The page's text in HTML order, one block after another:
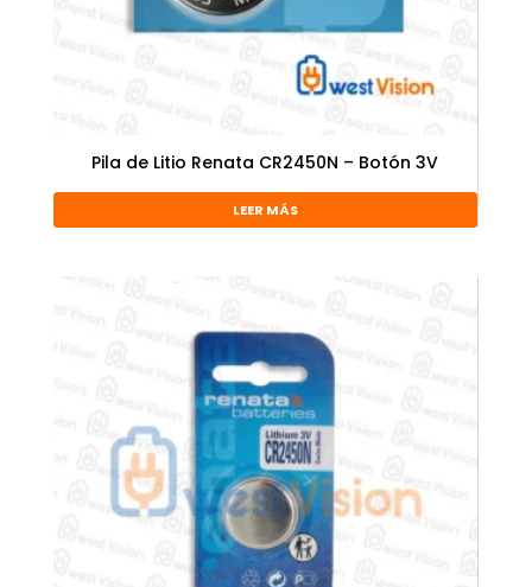
Pila de Litio Renata CR2450N – Botón 3V
LEER MÁS